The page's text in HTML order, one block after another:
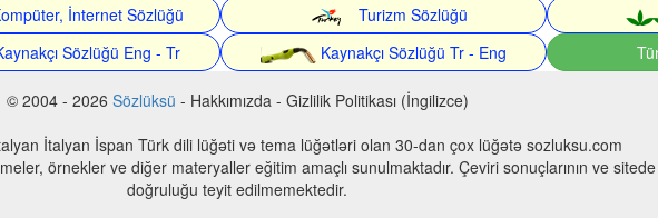
İnternet Sözlüğü Turizm Sözlüğü
Sözlüğü Eng - Tr Kaynakçı Sözlüğü Tr - Eng
© 2004 - 2026 Sözlüksü - Hakkımızda - Gizlilik Politikası (İngilizce)
İtalyan İspan Türk dili lüğəti və tema lüğətləri olan 30-dan çox lüğətə sozluksu.com
örnekler ve diğer materyaller eğitim amaçlı sunulmaktadır. Çeviri sonuçlarının ve
doğruluğu teyit edilmemektedir.